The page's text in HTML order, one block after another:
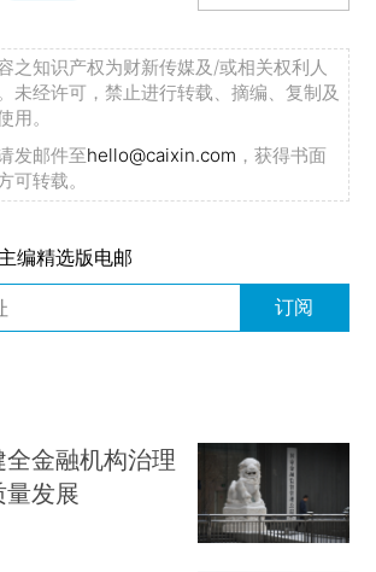
之知识产权为财新传媒及/或相关权利人
未经许可，禁止进行转载、摘编、复制及
用。
发邮件至hello@caixin.com ，获得书面
可转载。
编精选版电邮
订阅
金融机构治理
量发展